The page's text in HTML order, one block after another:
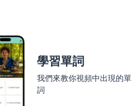
學習單詞
我們來教你視頻中出現的單
詞